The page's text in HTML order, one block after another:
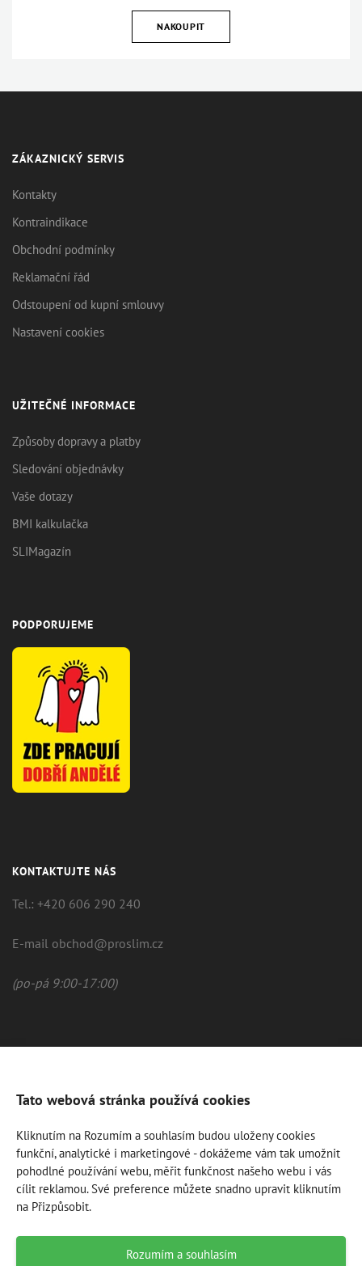
Tato webová stránka používá cookies
Kliknutím na Rozumím a souhlasím budou uloženy cookies
funkční, analytické i marketingové - dokážeme vám tak umožnit
pohodlné používání webu, měřit funkčnost našeho webu i vás
cílit reklamou. Své preference můžete snadno upravit kliknutím
na Přizpůsobit.
Rozumím a souhlasím
NAKOUPIT
ZÁKAZNICKÝ SERVIS
Kontakty
Kontraindikace
Obchodní podmínky
Reklamační řád
Odstoupení od kupní smlouvy
Nastavení cookies
UŽITEČNÉ INFORMACE
Způsoby dopravy a platby
Sledování objednávky
Vaše dotazy
BMI kalkulačka
SLIMagazín
PODPORUJEME
KONTAKTUJTE NÁS
Tel.: +420 606 290 240
E-mail obchod@proslim.cz
(po-pá 9:00-17:00)
* Výsledky keto diety nejsou zaručeny pro každého a liší se podle
individuálních dispozic klienta. Doporučujeme se poradit s lékařem
před zahájením dietního programu.